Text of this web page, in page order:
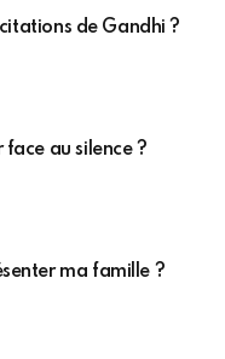
de Gandhi ?
au silence ?
ma famille ?